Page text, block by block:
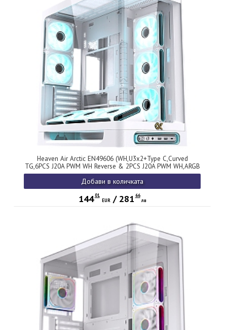
Heaven Air Arctic EN49606 (WH,U3x2+Type C,Curved
TG,6PCS J20A PWM WH Reverse & 2PCS J20A PWM WH,ARGB
& PWM Remote Control Box)
Добави в количката
144 01
EUR/ 281 66
лв